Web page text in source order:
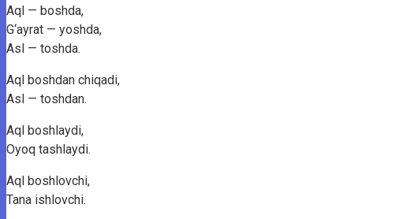
Aql — boshda,
G‘ayrat — yoshda,
Asl — toshda.
Aql boshdan chiqadi,
Asl — toshdan.
Aql boshlaydi,
Oyoq tashlaydi.
Aql boshlovchi,
Tana ishlovchi.